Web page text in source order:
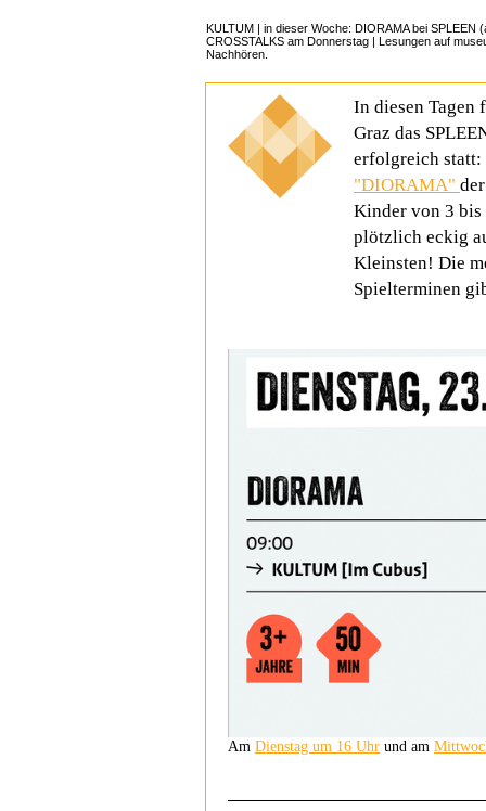
KULTUM | in dieser Woche: DIORAMA bei SPLEEN
CROSSTALKS am Donnerstag | Lesungen auf
Nachhören.
In diesen Tagen
Graz das
erfolgreich statt:
"DIORAMA"
Kinder von 3 bis
plötzlich eckig
Kleinsten! Die
Spielterminen
Am Dienstag um 16 Uhr und am